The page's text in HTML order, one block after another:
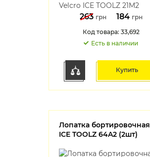
263 грн 184 грн
Код товара: 33,692
Есть в наличии
Купить
Лопатка бортировочная
ICE TOOLZ 64A2 (2шт)